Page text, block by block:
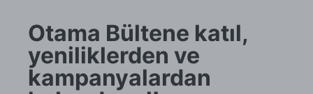
Otama Bültene katıl,
yeniliklerden ve
kampanyalardan